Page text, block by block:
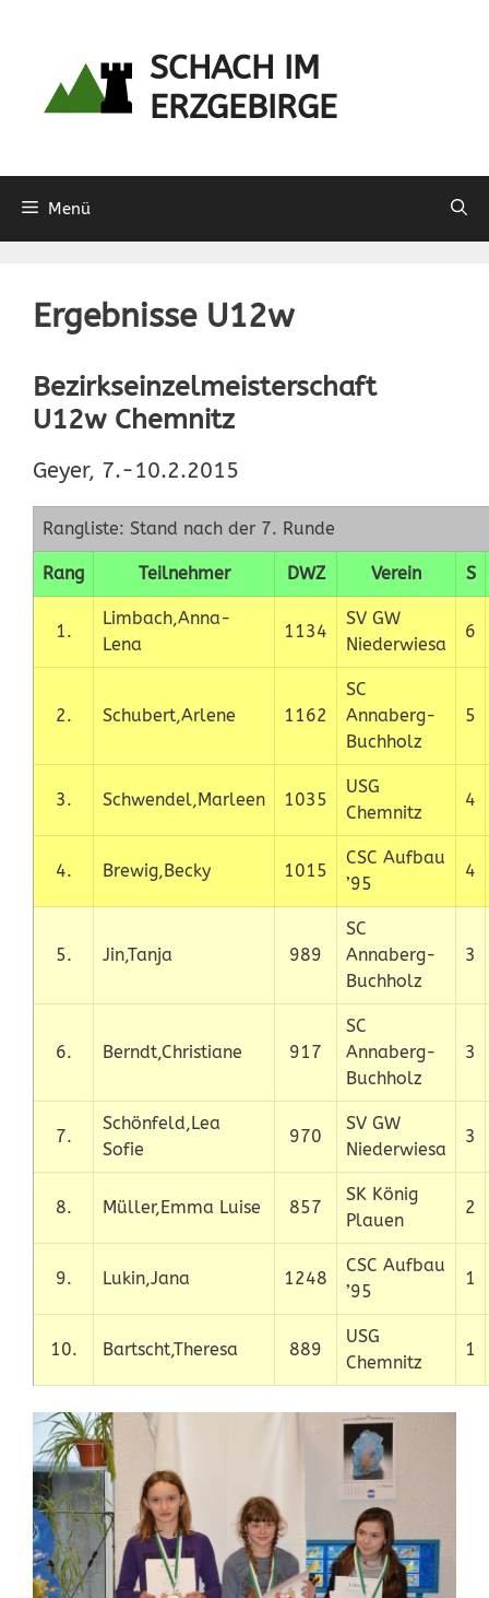
SCHACH IM
ERZGEBIRGE
Menü
Ergebnisse U12w
Bezirkseinzelmeisterschaft
U12w Chemnitz
Geyer, 7.-10.2.2015
Rangliste: Stand nach der 7. Runde
Rang Teilnehmer DWZ Verein S
1.
Limbach,Anna-
Lena
1134
SV GW
Niederwiesa
6
2. Schubert,Arlene 1162
SC
Annaberg-
Buchholz
5
3. Schwendel,Marleen 1035
USG
Chemnitz
4
4. Brewig,Becky 1015
CSC Aufbau
’95
4
5. Jin,Tanja 989
SC
Annaberg-
Buchholz
3
6. Berndt,Christiane 917
SC
Annaberg-
Buchholz
3
7.
Schönfeld,Lea
Sofie
970
SV GW
Niederwiesa
3
8. Müller,Emma Luise 857
SK König
Plauen
2
9. Lukin,Jana 1248
CSC Aufbau
’95
1
10. Bartscht,Theresa 889
USG
Chemnitz
1